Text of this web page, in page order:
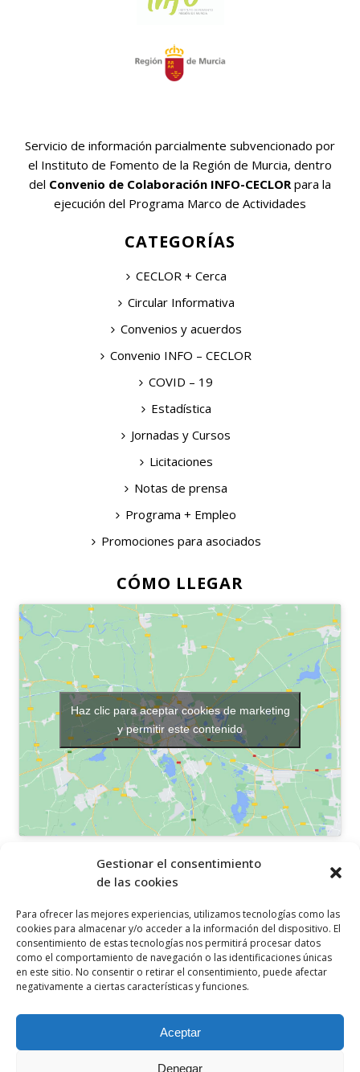
Gestionar el consentimiento
de las cookies
Para ofrecer las mejores experiencias, utilizamos tecnologías como las
cookies para almacenar y/o acceder a la información del dispositivo. El
consentimiento de estas tecnologías nos permitirá procesar datos
como el comportamiento de navegación o las identificaciones únicas
en este sitio. No consentir o retirar el consentimiento, puede afectar
negativamente a ciertas características y funciones.
Aceptar
Denegar
Servicio de información parcialmente subvencionado por
el Instituto de Fomento de la Región de Murcia, dentro
del Convenio de Colaboración INFO-CECLOR para la
ejecución del Programa Marco de Actividades
CATEGORÍAS
CECLOR + Cerca
Circular Informativa
Convenios y acuerdos
Convenio INFO – CECLOR
COVID – 19
Estadística
Jornadas y Cursos
Licitaciones
Notas de prensa
Programa + Empleo
Promociones para asociados
CÓMO LLEGAR
Haz clic para aceptar cookies de marketing
y permitir este contenido
OTROS ENLACES
Política de cookies
Aviso legal
Canal ético
SÍGUENOS EN